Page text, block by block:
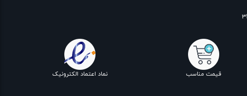
قیمت مناسب نماد اعتماد الکترونیک